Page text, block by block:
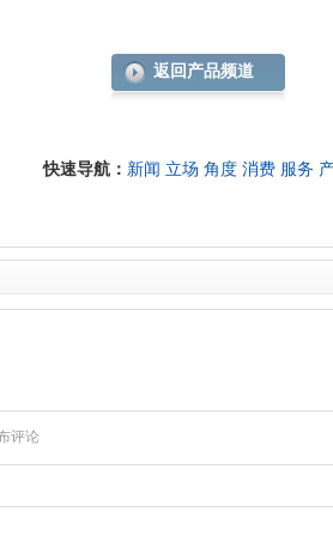
返回产品频道
快速导航： 新闻 立场 角度 消费 服务